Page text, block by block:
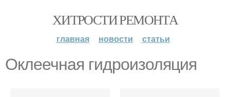
ХИТРОСТИ РЕМОНТА
главная новости статьи
Оклеечная гидроизоляция